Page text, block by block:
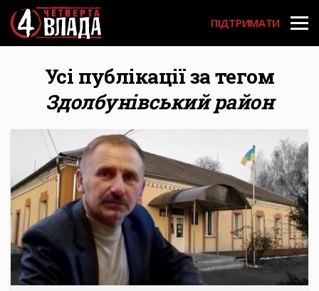
Перейти
до
основного
вмісту
User
account
menu
ПІДТРИМАТИ
Усі публікації за тегом
Здолбунівський район